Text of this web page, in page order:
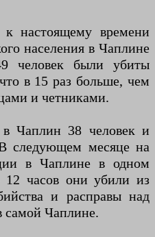
к настоящему времени
населения в Чаплине
человек были убиты
в 15 раз больше, чем
и четниками.
Чаплин 38 человек и
следующем месяце на
в Чаплине в одном
12 часов они убили из
и расправы над
самой Чаплине.